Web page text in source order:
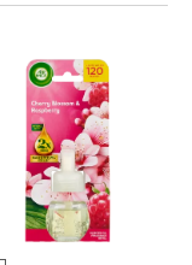
higiéniát.